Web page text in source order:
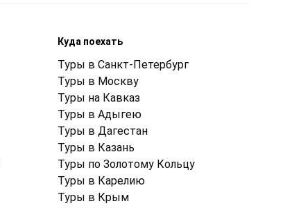
Куда поехать
Туры в Санкт-Петербург
Туры в Москву
Туры на Кавказ
Туры в Адыгею
Туры в Дагестан
Туры в Казань
Туры по Золотому Кольцу
Туры в Карелию
Туры в Крым